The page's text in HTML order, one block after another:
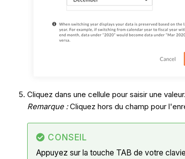
Cliquez dans une cellule pour saisir une valeur.
Remarque :Cliquez hors du champ pour
CONSEIL
Appuyez sur la touche TAB de votre